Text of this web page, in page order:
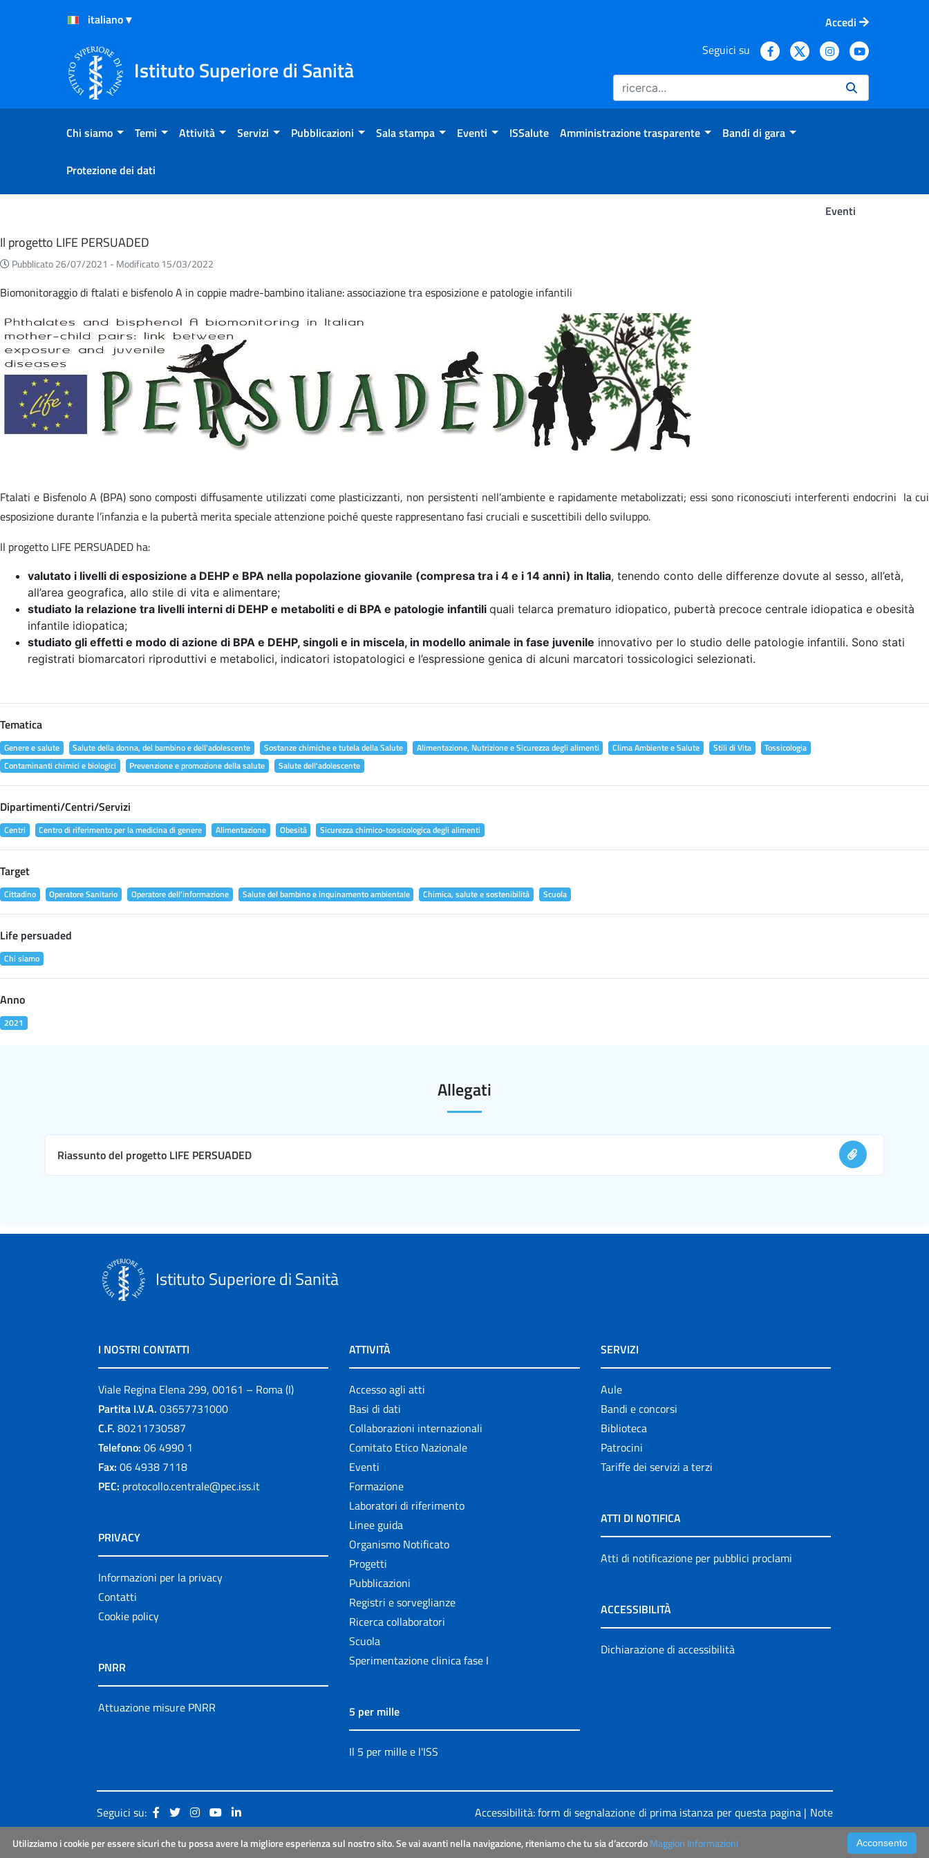
Salta al Contenuto
Salta al Footer
Accedi
Istituto Superiore di Sanità
Seguici su
Chi siamo Temi Attività Servizi Pubblicazioni Sala stampa Eventi ISSalute Amministrazione trasparente Bandi di gara
Protezione dei dati
Eventi
Eventi
Il progetto LIFE PERSUADED
Pubblicato 26/07/2021 - Modificato 15/03/2022
Biomonitoraggio di ftalati e bisfenolo A in coppie madre-bambino italiane: associazione tra esposizione e patologie infantili
Ftalati e Bisfenolo A (BPA) sono composti diffusamente utilizzati come plasticizzanti, non persistenti nell’ambiente e rapidamente metabolizzati; essi sono riconosciuti interferenti endocrini la cui
esposizione durante l’infanzia e la pubertà merita speciale attenzione poiché queste rappresentano fasi cruciali e suscettibili dello sviluppo.
Il progetto LIFE PERSUADED ha:
valutato i livelli di esposizione a DEHP e BPA nella popolazione giovanile (compresa tra i 4 e i 14 anni) in Italia, tenendo conto delle differenze dovute al sesso, all’età,
all’area geografica, allo stile di vita e alimentare;
studiato la relazione tra livelli interni di DEHP e metaboliti e di BPA e patologie infantili quali telarca prematuro idiopatico, pubertà precoce centrale idiopatica e obesità
infantile idiopatica;
studiato gli effetti e modo di azione di BPA e DEHP, singoli e in miscela, in modello animale in fase juvenile innovativo per lo studio delle patologie infantili. Sono stati
registrati biomarcatori riproduttivi e metabolici, indicatori istopatologici e l’espressione genica di alcuni marcatori tossicologici selezionati.
Tematica
Genere e salute Salute della donna, del bambino e dell'adolescente Sostanze chimiche e tutela della Salute Alimentazione, Nutrizione e Sicurezza degli alimenti Clima Ambiente e Salute Stili di Vita
Tossicologia
Contaminanti chimici e biologici
Prevenzione e promozione della salute Salute dell'adolescente
Dipartimenti/Centri/Servizi
Centri Centro di riferimento per la medicina di genere Alimentazione Obesità Sicurezza chimico-tossicologica degli alimenti
Target
Cittadino Operatore Sanitario Operatore dell'informazione Salute del bambino e inquinamento ambientale Chimica, salute e sostenibilità Scuola
Life persuaded
Chi siamo
Anno
2021
Allegati
Riassunto del progetto LIFE PERSUADED
Istituto Superiore di Sanità
I NOSTRI CONTATTI
Viale Regina Elena 299, 00161 – Roma (I)
Partita I.V.A. 03657731000
C.F. 80211730587
Telefono: 06 4990 1
Fax: 06 4938 7118
PEC: protocollo.centrale@pec.iss.it
PRIVACY
Informazioni per la privacy
Contatti
Cookie policy
PNRR
Attuazione misure PNRR
ATTIVITÀ
Accesso agli atti
Basi di dati
Collaborazioni internazionali
Comitato Etico Nazionale
Eventi
Formazione
Laboratori di riferimento
Linee guida
Organismo Notificato
Progetti
Pubblicazioni
Registri e sorveglianze
Ricerca collaboratori
Scuola
Sperimentazione clinica fase I
5 per mille
Il 5 per mille e l'ISS
SERVIZI
Aule
Bandi e concorsi
Biblioteca
Patrocini
Tariffe dei servizi a terzi
ATTI DI NOTIFICA
Atti di notificazione per pubblici proclami
ACCESSIBILITÀ
Dichiarazione di accessibilità
Seguici su: Accessibilità: form di segnalazione di prima istanza per questa pagina| Note
Legali|Sitemap
Acconsento
Utilizziamo i cookie per essere sicuri che tu possa avere la migliore esperienza sul nostro sito. Se vai avanti nella navigazione, riteniamo che tu sia d’accordoMaggiori Informazioni